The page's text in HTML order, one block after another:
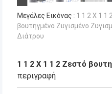
Μεγάλες Εικόνας : 1 1 2 X 1 1
βουτηγμένο Ζυγισμένο
Διάτρου
1 1 2 X 1 1 2 Ζεστό
περιγραφή